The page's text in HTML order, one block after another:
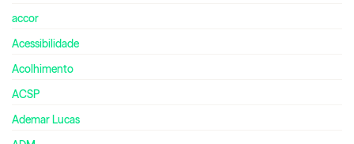
accor
Acessibilidade
Acolhimento
ACSP
Ademar Lucas